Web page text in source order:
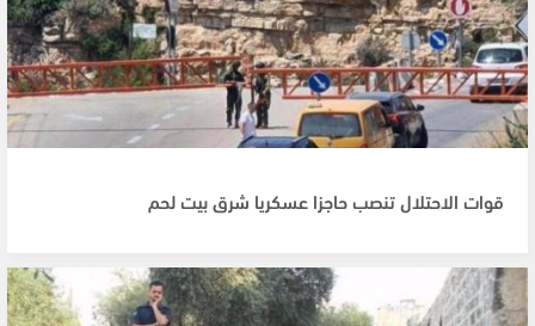
قوات الاحتلال تنصب حاجزا عسكريا شرق بيت لحم